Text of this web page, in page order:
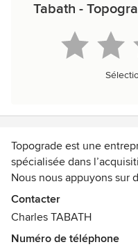
Tabath -
Topograde est une
spécialisée dans
Nous nous appuyons sur
scanner 3D et le nuage
livrables répondants aux
partenaire privilégié dans
Contacter
Charles TABATH
Numéro de téléphone